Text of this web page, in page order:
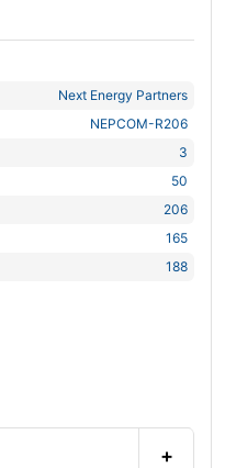
Next Energy Partners
NEPCOM-R206
3
50
206
165
188
+